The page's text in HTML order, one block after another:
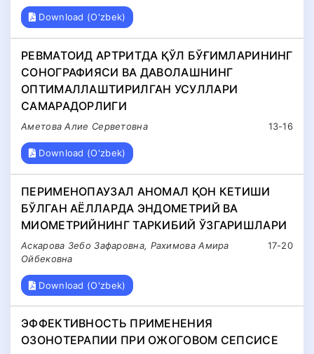
Download (O'zbek)
РЕВМАТОИД АРТРИТДА ҚЎЛ БЎҒИМЛАРИНИНГ
СОНОГРАФИЯСИ ВА ДАВОЛАШНИНГ
ОПТИМАЛЛАШТИРИЛГАН УСУЛЛАРИ
САМАРАДОРЛИГИ
13-16
Аметова Алие Серветовна
Download (O'zbek)
ПЕРИМЕНОПАУЗАЛ АНОМАЛ ҚОН КЕТИШИ
БЎЛГАН АЁЛЛАРДА ЭНДОМЕТРИЙ ВА
МИОМЕТРИЙНИНГ ТАРКИБИЙ ЎЗГАРИШЛАРИ
17-20
Аскарова Зебо Зафаровна, Рахимова Амира
Ойбековна
Download (O'zbek)
ЭФФЕКТИВНОСТЬ ПРИМЕНЕНИЯ
ОЗОНОТЕРАПИИ ПРИ ОЖОГОВОМ СЕПСИСЕ